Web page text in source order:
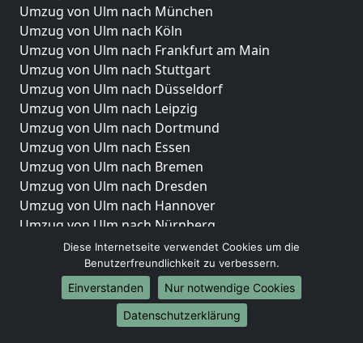
Umzug von Ulm nach München
Umzug von Ulm nach Köln
Umzug von Ulm nach Frankfurt am Main
Umzug von Ulm nach Stuttgart
Umzug von Ulm nach Düsseldorf
Umzug von Ulm nach Leipzig
Umzug von Ulm nach Dortmund
Umzug von Ulm nach Essen
Umzug von Ulm nach Bremen
Umzug von Ulm nach Dresden
Umzug von Ulm nach Hannover
Umzug von Ulm nach Nürnberg
Umzug von Ulm nach Duisburg
Umzug von Ulm nach Bochum
Umzug von Ulm nach Wuppertal
Umzug von Ulm nach Bielefeld
Umzug von Ulm nach Bonn
Diese Internetseite verwendet Cookies um die
Benutzerfreundlichkeit zu verbessern.
Einverstanden
Nur notwendige Cookies
Datenschutzerklärung